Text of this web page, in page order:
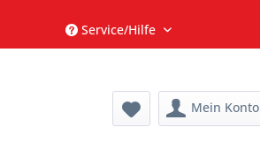
Service/Hilfe
Mein Konto